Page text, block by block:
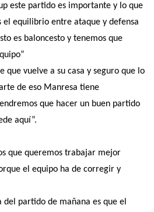
este partido es importante y lo que
el equilibrio entre ataque y defensa
es baloncesto y tenemos que
que vuelve a su casa y seguro que lo
de eso Manresa tiene
que hacer un buen partido
aquí”.
que queremos trabajar mejor
el equipo ha de corregir y
del partido de mañana es que el